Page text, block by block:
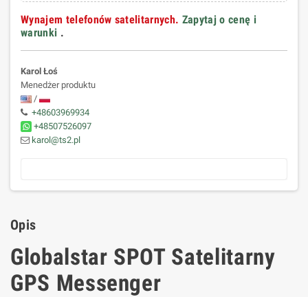
Wynajem telefonów satelitarnych. Zapytaj o cenę i
warunki .
Karol Łoś
Menedżer produktu
/
+48603969934
+48507526097
karol@ts2.pl
Opis
Globalstar SPOT Satelitarny
GPS Messenger